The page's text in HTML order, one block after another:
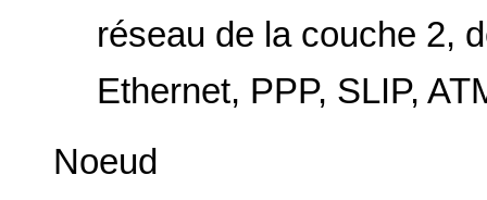
réseau de la couche 2,
Ethernet, PPP, SLIP,
Noeud